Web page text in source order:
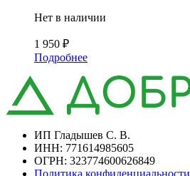
Нет в наличии
1 950 ₽
Подробнее
ИП Гладышев С. В.
ИНН: 771614985605
ОГРН: 323774600626849
Политика конфиденциальности